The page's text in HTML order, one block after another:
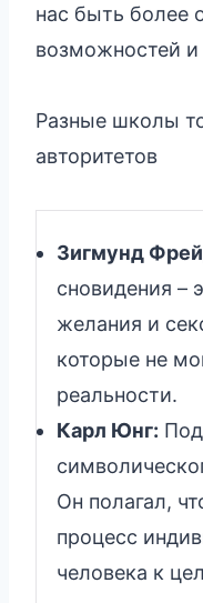
нас быть более
возможностей и
Разные школы
авторитетов
Зигмунд
сновидения –
желания и
которые не
реальности.
Карл Юнг:
Он полагал,
процесс
человека к